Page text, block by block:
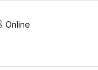
Online